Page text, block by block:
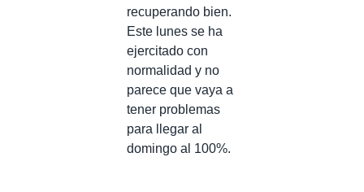
recuperando bien.
Este lunes se ha
ejercitado con
normalidad y no
parece que vaya a
tener problemas
para llegar al
domingo al 100%.